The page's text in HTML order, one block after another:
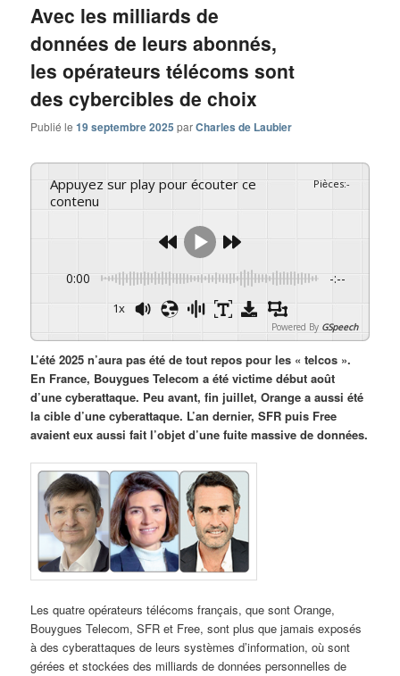
Avec les milliards de
données de leurs abonnés,
les opérateurs télécoms sont
des cybercibles de choix
Publié le19 septembre 2025 parCharles de Laubier
Appuyez sur play pour écouter ce
contenu
Pièces:-
0:00 -:--
1x
Powered By GSpeech
L’été 2025 n’aura pas été de tout repos pour les « telcos ».
En France, Bouygues Telecom a été victime début août
d’une cyberattaque. Peu avant, fin juillet, Orange a aussi été
la cible d’une cyberattaque. L’an dernier, SFR puis Free
avaient eux aussi fait l’objet d’une fuite massive de données.
Les quatre opérateurs télécoms français, que sont Orange,
Bouygues Telecom, SFR et Free, sont plus que jamais exposés
à des cyberattaques de leurs systèmes d’information, où sont
gérées et stockées des milliards de données personnelles de